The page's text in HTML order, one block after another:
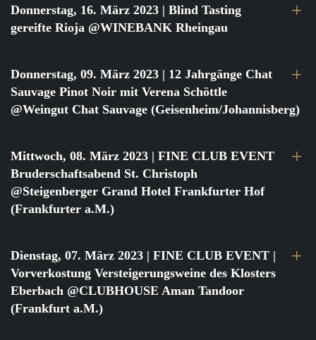
Donnerstag, 16. März 2023 | Blind Tasting
gereifte Rioja @WINEBANK Rheingau
Donnerstag, 09. März 2023 | 12 Jahrgänge Chat
Sauvage Pinot Noir mit Verena Schöttle
@Weingut Chat Sauvage (Geisenheim/Johannisberg)
Mittwoch, 08. März 2023 | FINE CLUB EVENT
Bruderschaftsabend St. Christoph
@Steigenberger Grand Hotel Frankfurter Hof
(Frankfurter a.M.)
Dienstag, 07. März 2023 | FINE CLUB EVENT |
Vorverkostung Versteigerungsweine des Klosters
Eberbach @CLUBHOUSE Aman Tandoor
(Frankfurt a.M.)